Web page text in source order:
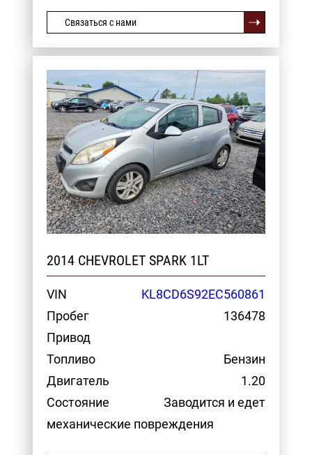
Связаться с нами
2014 CHEVROLET SPARK 1LT
VIN
KL8CD6S92EC560861
Пробег
136478
Привод
Топливо
Бензин
Двигатель
1.20
Состояние
Заводится и едет
механические повреждения